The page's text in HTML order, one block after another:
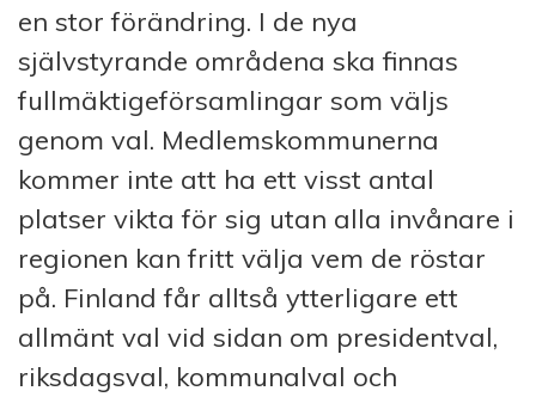
en stor förändring. I de nya
självstyrande områdena ska finnas
fullmäktigeförsamlingar som väljs
genom val. Medlemskommunerna
kommer inte att ha ett visst antal
platser vikta för sig utan alla invånare i
regionen kan fritt välja vem de röstar
på. Finland får alltså ytterligare ett
allmänt val vid sidan om presidentval,
riksdagsval, kommunalval och